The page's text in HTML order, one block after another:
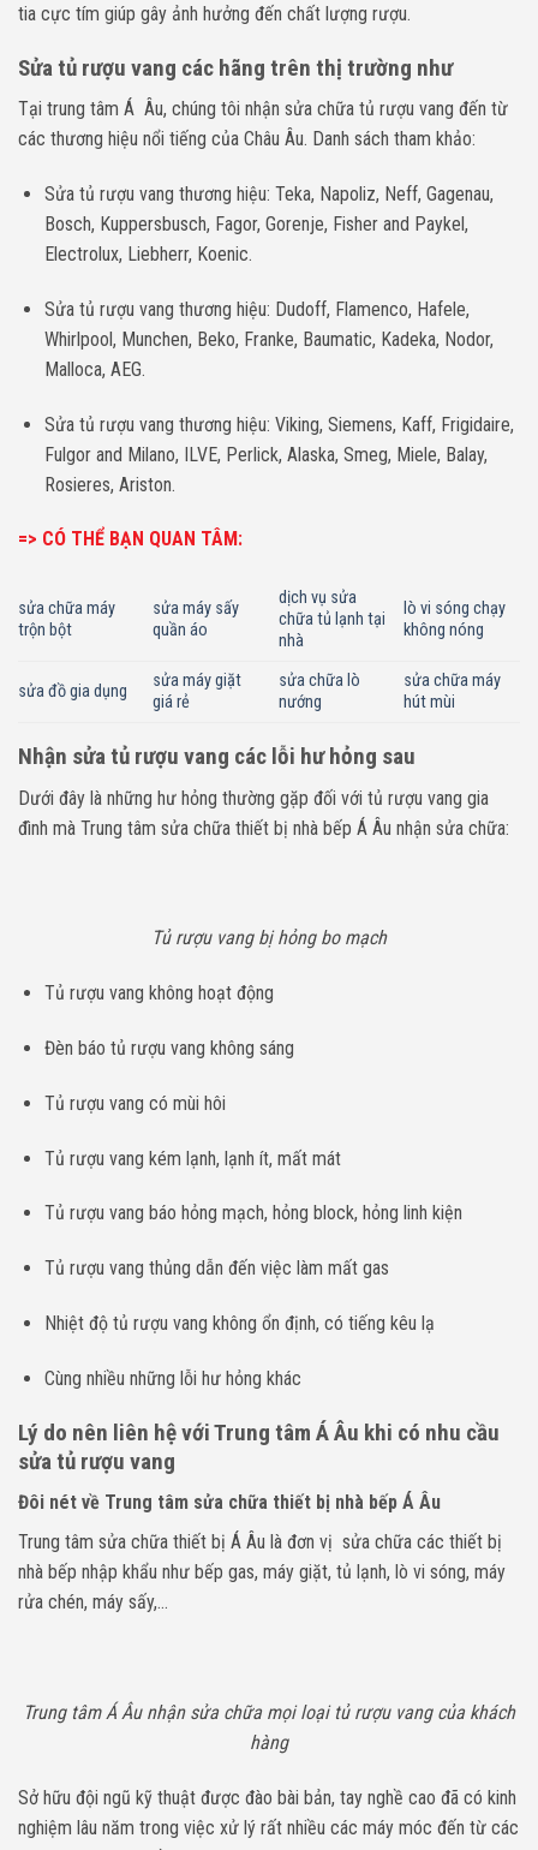
tia cực tím giúp gây ảnh hưởng đến chất lượng rượu.
Sửa tủ rượu vang các hãng trên thị trường như
Tại trung tâm Á Âu, chúng tôi nhận sửa chữa tủ rượu vang đến từ
các thương hiệu nổi tiếng của Châu Âu. Danh sách tham khảo:
Sửa tủ rượu vang thương hiệu: Teka, Napoliz, Neff, Gagenau,
Bosch, Kuppersbusch, Fagor, Gorenje, Fisher and Paykel,
Electrolux, Liebherr, Koenic.
Sửa tủ rượu vang thương hiệu: Dudoff, Flamenco, Hafele,
Whirlpool, Munchen, Beko, Franke, Baumatic, Kadeka, Nodor,
Malloca, AEG.
Sửa tủ rượu vang thương hiệu: Viking, Siemens, Kaff, Frigidaire,
Fulgor and Milano, ILVE, Perlick, Alaska, Smeg, Miele, Balay,
Rosieres, Ariston.
=> CÓ THỂ BẠN QUAN TÂM:
sửa chữa máy
trộn bột
sửa máy sấy
quần áo
dịch vụ sửa
chữa tủ lạnh tại
nhà
lò vi sóng chạy
không nóng
sửa đồ gia dụng
sửa máy giặt
giá rẻ
sửa chữa lò
nướng
sửa chữa máy
hút mùi
Nhận sửa tủ rượu vang các lỗi hư hỏng sau
Dưới đây là những hư hỏng thường gặp đối với tủ rượu vang gia
đình mà Trung tâm sửa chữa thiết bị nhà bếp Á Âu nhận sửa chữa:
Tủ rượu vang bị hỏng bo mạch
Tủ rượu vang không hoạt động
Đèn báo tủ rượu vang không sáng
Tủ rượu vang có mùi hôi
Tủ rượu vang kém lạnh, lạnh ít, mất mát
Tủ rượu vang báo hỏng mạch, hỏng block, hỏng linh kiện
Tủ rượu vang thủng dẫn đến việc làm mất gas
Nhiệt độ tủ rượu vang không ổn định, có tiếng kêu lạ
Cùng nhiều những lỗi hư hỏng khác
Lý do nên liên hệ với Trung tâm Á Âu khi có nhu cầu
sửa tủ rượu vang
Đôi nét về Trung tâm sửa chữa thiết bị nhà bếp Á Âu
Trung tâm sửa chữa thiết bị Á Âu là đơn vị sửa chữa các thiết bị
nhà bếp nhập khẩu như bếp gas, máy giặt, tủ lạnh, lò vi sóng, máy
rửa chén, máy sấy,…
Trung tâm Á Âu nhận sửa chữa mọi loại tủ rượu vang của khách
hàng
Sở hữu đội ngũ kỹ thuật được đào bài bản, tay nghề cao đã có kinh
nghiệm lâu năm trong việc xử lý rất nhiều các máy móc đến từ các